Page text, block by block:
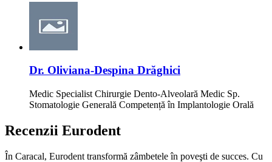
Dr. Oliviana-Despina Drăghici
Medic Specialist Chirurgie Dento-Alveolară Medic Sp.
Stomatologie Generală Competență în Implantologie Orală
Recenzii Eurodent
În Caracal, Eurodent transformă zâmbetele în poveşti de succes. Cu